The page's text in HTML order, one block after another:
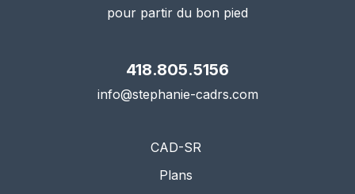
pour partir du bon pied
418.805.5156
info@stephanie-cadrs.com
CAD-SR
Plans